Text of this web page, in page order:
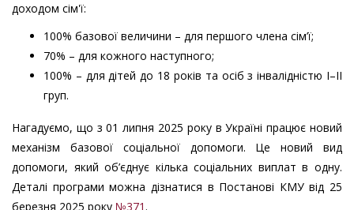
доходом сім'ї:
100% базової величини – для першого члена сім’ї;
70% – для кожного наступного;
100% – для дітей до 18 років та осіб з інвалідністю I–II
груп.
Нагадуємо, що з 01 липня 2025 року в Україні працює новий
механізм базової соціальної допомоги. Це новий вид
допомоги, який об’єднує кілька соціальних виплат в одну.
Деталі програми можна дізнатися в Постанові КМУ від 25
березня 2025 року №371.